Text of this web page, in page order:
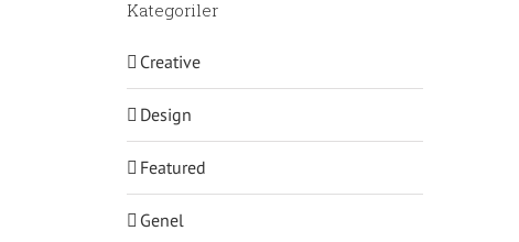
Kategoriler
Creative
Design
Featured
Genel